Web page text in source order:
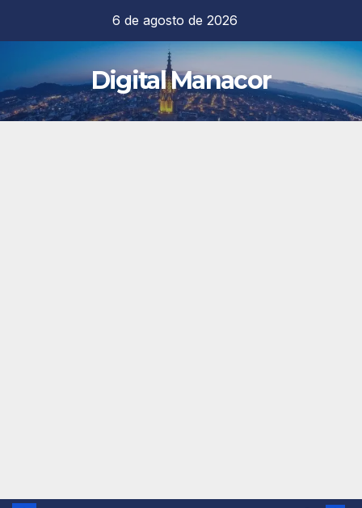
contenido
6 de agosto de 2026
Digital Manacor